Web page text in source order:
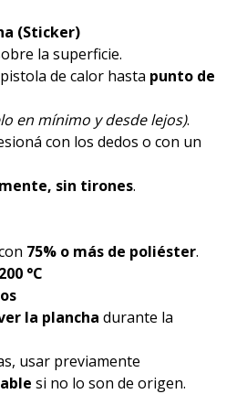
(Sticker)
la superficie.
de calor hasta punto de
en mínimo y desde lejos).
con los dedos o con un
sin tirones.
75% o más de poliéster.
°C
la plancha durante la
usar previamente
si no lo son de origen.